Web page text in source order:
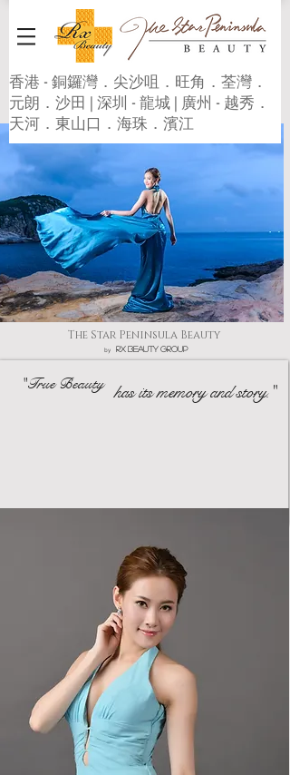
香港 - 銅鑼灣．尖沙咀．旺角．荃灣．
元朗．沙田 | 深圳 - 龍城 | 廣州 - 越秀．
天河．東山口．海珠．濱江
The Star Peninsula Beauty
by Rx beauty Group
"True Beauty
its memory and